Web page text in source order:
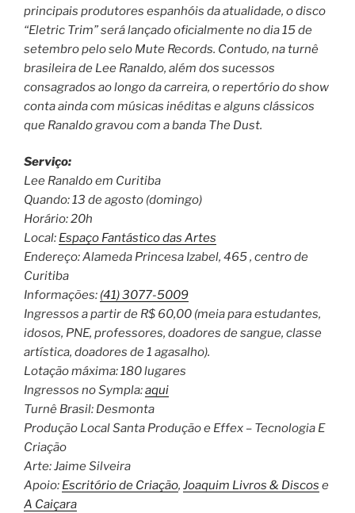
principais produtores espanhóis da atualidade, o disco
“Eletric Trim” será lançado oficialmente no dia 15 de
setembro pelo selo Mute Records. Contudo, na turnê
brasileira de Lee Ranaldo, além dos sucessos
consagrados ao longo da carreira, o repertório do show
conta ainda com músicas inéditas e alguns clássicos
que Ranaldo gravou com a banda The Dust.
Serviço:
Lee Ranaldo em Curitiba
Quando: 13 de agosto (domingo)
Horário: 20h
Local: Espaço Fantástico das Artes
Endereço: Alameda Princesa Izabel, 465 , centro de
Curitiba
Informações: (41) 3077-5009
Ingressos a partir de R$ 60,00 (meia para estudantes,
idosos, PNE, professores, doadores de sangue, classe
artística, doadores de 1 agasalho).
Lotação máxima: 180 lugares
Ingressos no Sympla:aqui
Turnê Brasil: Desmonta
Produção Local Santa Produção e Effex – Tecnologia E
Criação
Arte: Jaime Silveira
Apoio: Escritório de Criação, Joaquim Livros & Discos e
A Caiçara